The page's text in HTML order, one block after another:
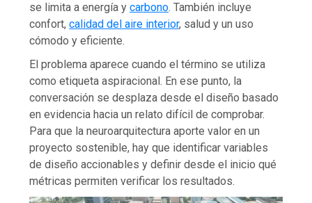
se limita a energía ycarbono. También incluye
confort,calidad del aire interior, salud y un uso
cómodo y eficiente.
El problema aparece cuando el término se utiliza
como etiqueta aspiracional. En ese punto, la
conversación se desplaza desde el diseño basado
en evidencia hacia un relato difícil de comprobar.
Para que la neuroarquitectura aporte valor en un
proyecto sostenible, hay que identificar variables
de diseño accionables y definir desde el inicio qué
métricas permiten verificar los resultados.